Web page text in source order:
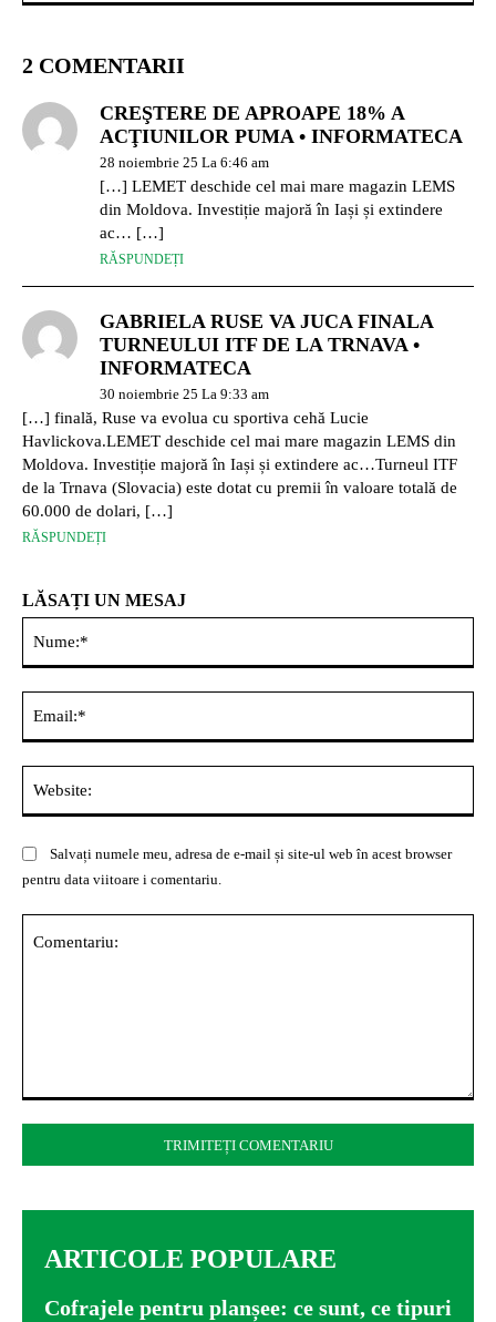
2 COMENTARII
CREŞTERE DE APROAPE 18% A
ACŢIUNILOR PUMA • INFORMATECA
28 noiembrie 25 La 6:46 am
[…] LEMET deschide cel mai mare magazin LEMS
din Moldova. Investiție majoră în Iași și extindere
ac… […]
RĂSPUNDEȚI
GABRIELA RUSE VA JUCA FINALA
TURNEULUI ITF DE LA TRNAVA •
INFORMATECA
30 noiembrie 25 La 9:33 am
[…] finală, Ruse va evolua cu sportiva cehă Lucie
Havlickova.LEMET deschide cel mai mare magazin LEMS din
Moldova. Investiție majoră în Iași și extindere ac…Turneul ITF
de la Trnava (Slovacia) este dotat cu premii în valoare totală de
60.000 de dolari, […]
RĂSPUNDEȚI
LĂSAȚI UN MESAJ
Salvați numele meu, adresa de e-mail și site-ul web în acest browser
pentru data viitoare i comentariu.
ARTICOLE POPULARE
Cofrajele pentru planșee: ce sunt, ce tipuri